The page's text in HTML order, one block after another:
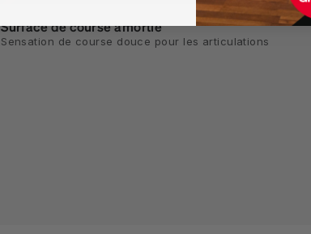
Surface de course amortie
Sensation de course douce pour les articulations